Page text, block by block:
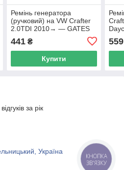
Ремінь генератора
(ручковий) на VW Crafter
2.0TDI 2010→ — GATES
441₴
Купити
559
за рік
Україна
КНОПКА
ЗВ'ЯЗКУ